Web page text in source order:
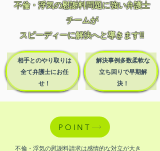
不倫・浮気の慰謝料問題に強い弁護士
チームが
​スピーディーに解決へと導きます‼
相手とのやり取りは
全て弁護士にお任
せ！
解決事例多数​柔軟な
立ち回りで早期解
決！
POINT
不倫・浮気の慰謝料請求は感情的な対立が大き